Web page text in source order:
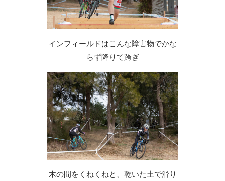
インフィールドはこんな障害物でかな
らず降りて跨ぎ
木の間をくねくねと、乾いた土で滑り